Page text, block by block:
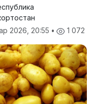
2026, 20:55 • 1 072